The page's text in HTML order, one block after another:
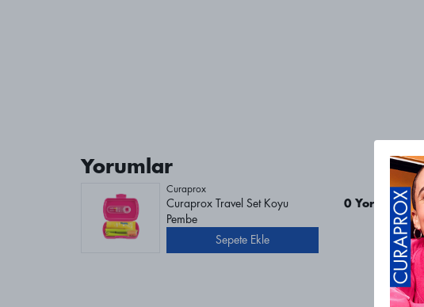
Yorumlar
Curaprox
Curaprox Travel Set Koyu
Pembe
Sepete Ekle
0 Yorum